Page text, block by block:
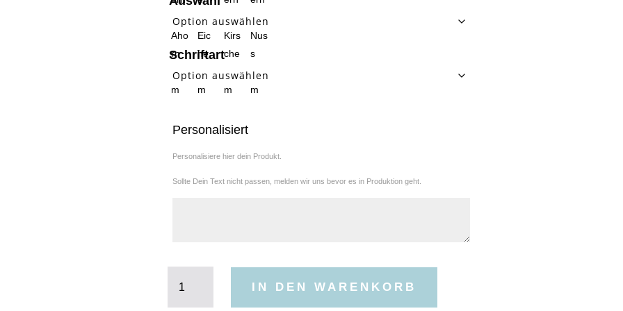
Schriftart
Personalisiert
Personalisiere hier dein Produkt.
Sollte Dein Text nicht passen, melden wir uns bevor es in Produktion geht.
Basic
Taufe
IN DEN WARENKORB